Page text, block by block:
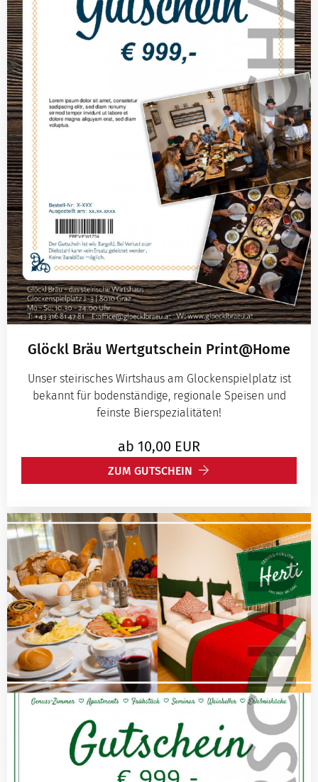
Glöckl Bräu Wertgutschein Print@Home
Unser steirisches Wirtshaus am Glockenspielplatz ist
bekannt für bodenständige, regionale Speisen und
feinste Bierspezialitäten!
ab 10,00 EUR
ZUM GUTSCHEIN